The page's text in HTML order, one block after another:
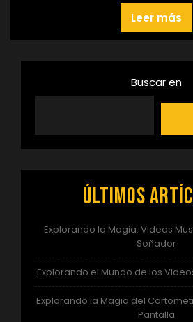
Leer más
Buscar en
Últimos
Explorando la Magia: Videos
Soñador
Explorando el Mundo de los
Explorando la Magia del
Pantalla